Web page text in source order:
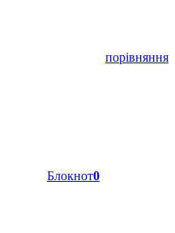
порівняння
Блокнот0